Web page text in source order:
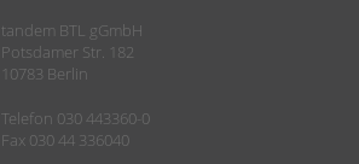
tandem BTL gGmbH
Potsdamer Str. 182
10783 Berlin
Telefon 030 443360-0
Fax 030 44 336040